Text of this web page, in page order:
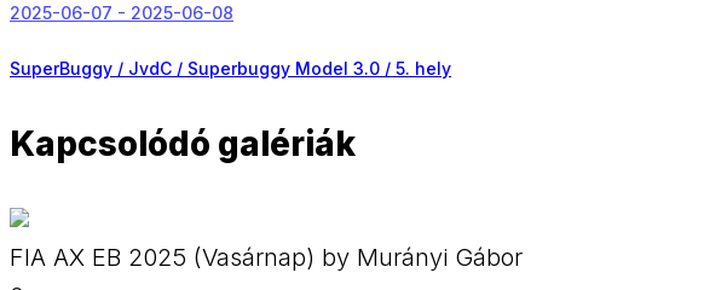
2025-06-07 - 2025-06-08
SuperBuggy / JvdC / Superbuggy Model 3.0 / 5. hely
Kapcsolódó galériák
FIA AX EB 2025 (Vasárnap) by Murányi Gábor